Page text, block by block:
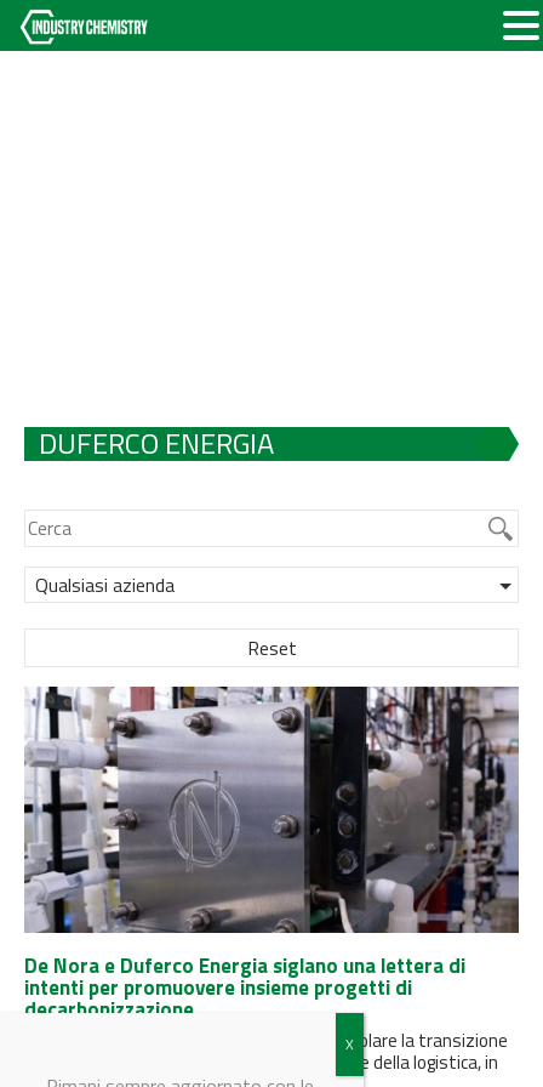
DUFERCO ENERGIA
Qualsiasi azienda
Reset
De Nora e Duferco Energia siglano una lettera di
intenti per promuovere insieme progetti di
decarbonizzazione
Due eccellenze italiane si uniscono per agevolare la transizione
green dei settori della mobilità, dell’energia e della logistica, in